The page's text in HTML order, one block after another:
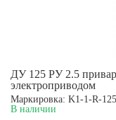
ДУ 125 РУ 2.5
электроприводом
Маркировка: K1-1-R-
В наличии